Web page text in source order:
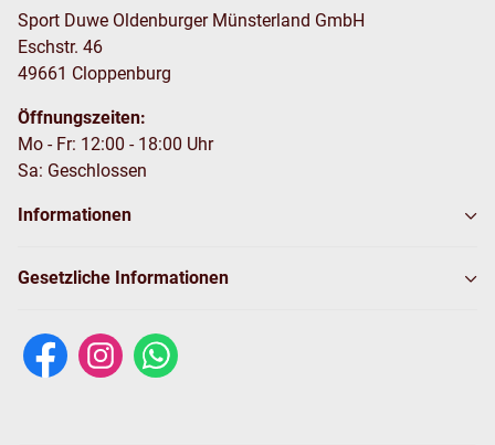
Sport Duwe Oldenburger Münsterland GmbH
Eschstr. 46
49661 Cloppenburg
Öffnungszeiten:
Mo - Fr: 12:00 - 18:00 Uhr
Sa: Geschlossen
Informationen
Gesetzliche Informationen